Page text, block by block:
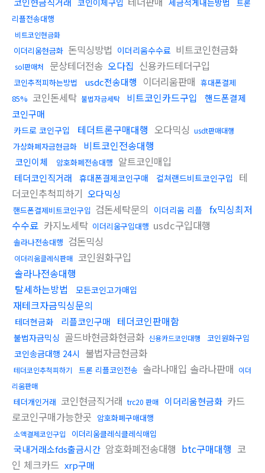
코인이체구입 세금적게내는방법
트론
리플전송대행
비트코인현금화
이더리움현금화 돈믹싱방법 이더리움수수료 비트코인현금화
sol판매처 문상테더전송 오다집 신용카드테더구입
코인추적피하는방법 usdc전송대행 이더리움판매 휴대폰결제
85% 코인돈세탁 불법자금세탁 비트코인카드구입
핸드폰결제
코인구매
카드로 코인구입 테더트론구매대행 오다믹싱 usdt판매대행
가상화폐자금현금화 비트코인전송대행
코인이체 암호화폐전송대행 알트코인매입
테더코인직거래 휴대폰결제코인구매 컬쳐랜드비트코인구입
테
더코인추척피하기 오다믹싱
핸드폰결제비트코인구입 검돈세탁문의 이더리움 리플 fx믹싱최저
수수료 카지노세탁 이더리움구입대행 usdc구입대행
솔라나전송대행 검돈믹싱
이더리움클레식판매 코인원화구입
솔라나전송대행
탈세하는방법
모든코인고가매입
재테크자금믹싱문의
테더현금화 리플코인구매 테더코인판매함
불법자금믹싱 골드바현금화현금화 신용카드코인대행 코인원화구입
코인송금대행 24시 불법자금현금화
테더코인추척피하기 트론 리플코인전송 솔라나매입 솔라나판매 이더
리움판매
테더개인거래 코인현금직거래 trc20 판매 이더리움현금화 카드
로코인구매가능한곳 암호화폐구매대행
소액결제코인구입 이더리움클레식클레식매입
국내거래소fds출금시간 암호화폐전송대행 btc구매대행 코
인 체크카드 xrp구매